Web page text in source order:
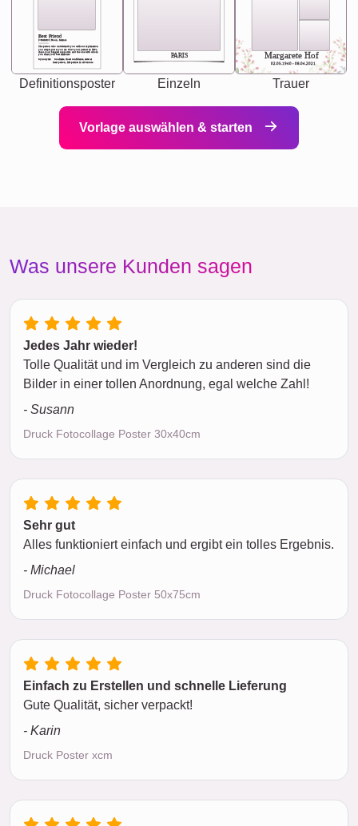
Best Friend
[<NAME>] Noun, feminie
Synonyms: Soulmate, closet confidante, sister at
heart person, life partner in adventure.
The person who understands you without explanation
you accepts just as you are. She's your partner in life's,
chaos your biggest supporter, and the one with whom
you share your best memories.
Definitionsposter
PARIS
Einzeln
Margarete Hof
02.05.1940 - 08.04.2021
Trauer
Vorlage auswählen & starten
Was unsere Kunden sagen
Jedes Jahr wieder!
Tolle Qualität und im Vergleich zu anderen sind die
Bilder in einer tollen Anordnung, egal welche Zahl!
- Susann
Druck Fotocollage Poster 30x40cm
Sehr gut
Alles funktioniert einfach und ergibt ein tolles Ergebnis.
- Michael
Druck Fotocollage Poster 50x75cm
Einfach zu Erstellen und schnelle Lieferung
Gute Qualität, sicher verpackt!
- Karin
Druck Poster xcm